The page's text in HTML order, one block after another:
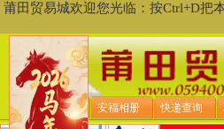
莆田贸易城欢迎您光临：按Ctrl+D把
贸易城首页 安福相册 快递查询